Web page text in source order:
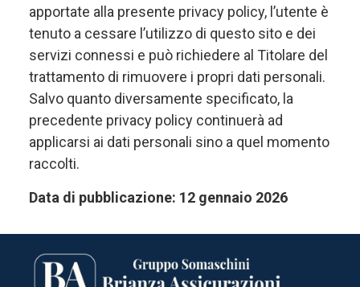
apportate alla presente privacy policy, l’utente è
tenuto a cessare l’utilizzo di questo sito e dei
servizi connessi e può richiedere al Titolare del
trattamento di rimuovere i propri dati personali.
Salvo quanto diversamente specificato, la
precedente privacy policy continuerà ad
applicarsi ai dati personali sino a quel momento
raccolti.
Data di pubblicazione: 12 gennaio 2026